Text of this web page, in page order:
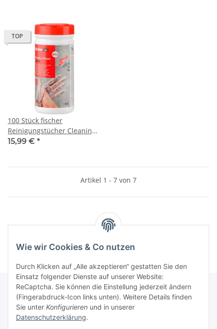
TOP
100 Stück fischer
Reinigungstücher Cleaning
Wipes Xtreme
15,99 € *
Artikel 1 - 7 von 7
Informationen
Wie wir Cookies & Co nutzen
Durch Klicken auf „Alle akzeptieren“ gestatten Sie den
Einsatz folgender Dienste auf unserer Website:
ReCaptcha. Sie können die Einstellung jederzeit ändern
(Fingerabdruck-Icon links unten). Weitere Details finden
Sie unter Konfigurieren und in unserer
Datenschutzerklärung.